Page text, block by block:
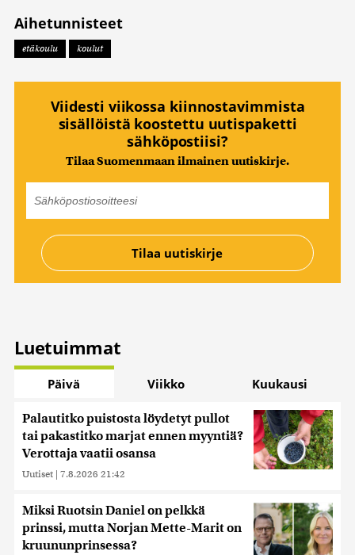
Aihetunnisteet
etäkoulu koulut
Viidesti viikossa kiinnostavimmista
sisällöistä koostettu uutispaketti
sähköpostiisi?
Tilaa Suomenmaan ilmainen uutiskirje.
Luetuimmat
Päivä Viikko Kuukausi
Palautitko puistosta löydetyt pullot
tai pakastitko marjat ennen myyntiä?
Verottaja vaatii osansa
Uutiset | 7.8.2026 21:42
Miksi Ruotsin Daniel on pelkkä
prinssi, mutta Norjan Mette-Marit on
kruununprinsessa?